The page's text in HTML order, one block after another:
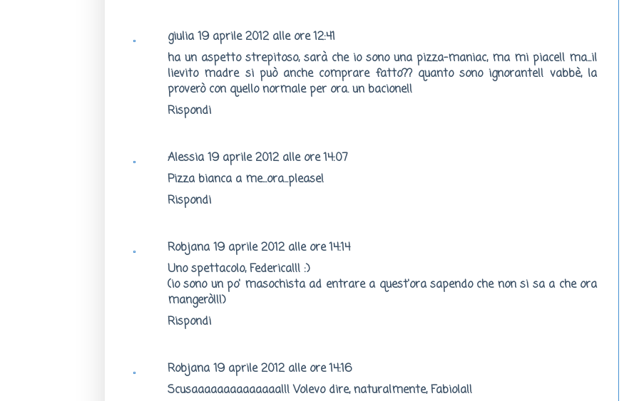
giulia 19 aprile 2012 alle ore 12:41
ha un aspetto strepitoso, sarà che io sono una pizza-maniac, ma mi piace!! ma...il
lievito madre si può anche comprare fatto?? quanto sono ignorante!! vabbè, la
proverò con quello normale per ora. un bacione!!
Rispondi
Alessia 19 aprile 2012 alle ore 14:07
Pizza bianca a me...ora...please!
Rispondi
Robjana 19 aprile 2012 alle ore 14:14
Uno spettacolo, Federica!!! :)
(io sono un po' masochista ad entrare a quest'ora sapendo che non si sa a che ora
mangerò!!!)
Rispondi
Robjana 19 aprile 2012 alle ore 14:16
Scusaaaaaaaaaaaaaa!!! Volevo dire, naturalmente, Fabiola!!